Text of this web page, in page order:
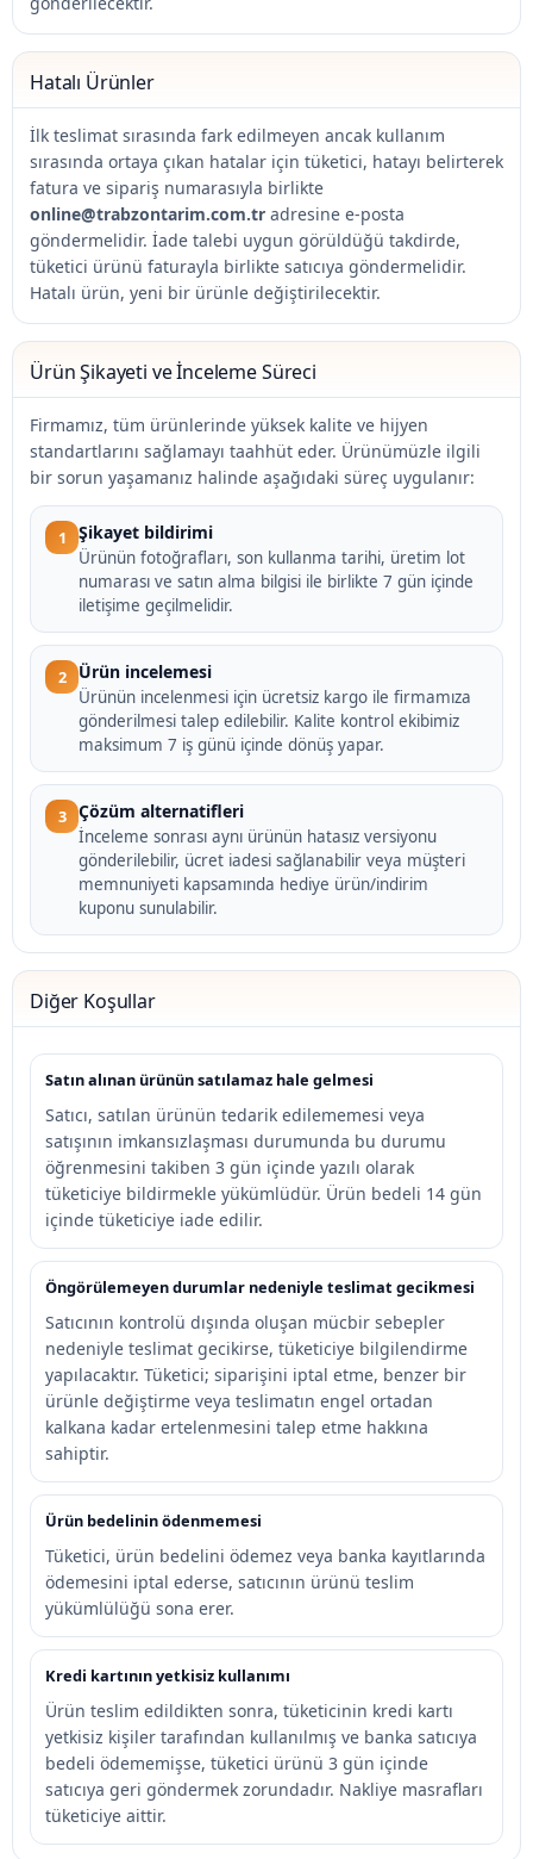
Hatalı Ürünler
İlk teslimat sırasında fark edilmeyen ancak kullanım
sırasında ortaya çıkan hatalar için tüketici, hatayı belirterek
fatura ve sipariş numarasıyla birlikte
online@trabzontarim.com.tr adresine e-posta
göndermelidir. İade talebi uygun görüldüğü takdirde,
tüketici ürünü faturayla birlikte satıcıya göndermelidir.
Hatalı ürün, yeni bir ürünle değiştirilecektir.
Ürün Şikayeti ve İnceleme Süreci
Firmamız, tüm ürünlerinde yüksek kalite ve hijyen
standartlarını sağlamayı taahhüt eder. Ürünümüzle ilgili
bir sorun yaşamanız halinde aşağıdaki süreç uygulanır:
1 Şikayet bildirimi
Ürünün fotoğrafları, son kullanma tarihi, üretim lot
numarası ve satın alma bilgisi ile birlikte 7 gün içinde
iletişime geçilmelidir.
2 Ürün incelemesi
Ürünün incelenmesi için ücretsiz kargo ile firmamıza
gönderilmesi talep edilebilir. Kalite kontrol ekibimiz
maksimum 7 iş günü içinde dönüş yapar.
3 Çözüm alternatifleri
İnceleme sonrası aynı ürünün hatasız versiyonu
gönderilebilir, ücret iadesi sağlanabilir veya müşteri
memnuniyeti kapsamında hediye ürün/indirim
kuponu sunulabilir.
Diğer Koşullar
Satın alınan ürünün satılamaz hale gelmesi
Satıcı, satılan ürünün tedarik edilememesi veya
satışının imkansızlaşması durumunda bu durumu
öğrenmesini takiben 3 gün içinde yazılı olarak
tüketiciye bildirmekle yükümlüdür. Ürün bedeli 14 gün
içinde tüketiciye iade edilir.
Öngörülemeyen durumlar nedeniyle teslimat gecikmesi
Satıcının kontrolü dışında oluşan mücbir sebepler
nedeniyle teslimat gecikirse, tüketiciye bilgilendirme
yapılacaktır. Tüketici; siparişini iptal etme, benzer bir
ürünle değiştirme veya teslimatın engel ortadan
kalkana kadar ertelenmesini talep etme hakkına
sahiptir.
Ürün bedelinin ödenmemesi
Tüketici, ürün bedelini ödemez veya banka kayıtlarında
ödemesini iptal ederse, satıcının ürünü teslim
yükümlülüğü sona erer.
Kredi kartının yetkisiz kullanımı
Ürün teslim edildikten sonra, tüketicinin kredi kartı
yetkisiz kişiler tarafından kullanılmış ve banka satıcıya
bedeli ödememişse, tüketici ürünü 3 gün içinde
satıcıya geri göndermek zorundadır. Nakliye masrafları
tüketiciye aittir.